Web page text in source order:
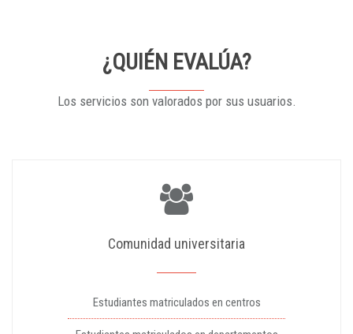
¿QUIÉN EVALÚA?
Los servicios son valorados por sus usuarios.
Comunidad universitaria
Estudiantes matriculados en centros